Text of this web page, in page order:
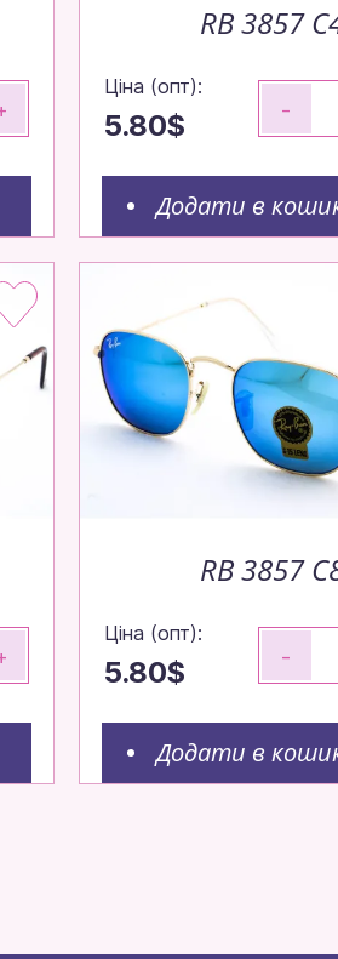
RB 3857
Ціна (опт):
5.80$ -
Додати в
RB 3857
Ціна (опт):
5.80$ -
Додати в